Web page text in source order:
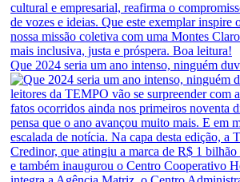
Que 2024 seria um ano intenso, ninguém